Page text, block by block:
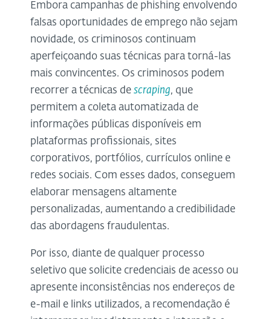
Embora campanhas de phishing envolvendo
falsas oportunidades de emprego não sejam
novidade, os criminosos continuam
aperfeiçoando suas técnicas para torná-las
mais convincentes. Os criminosos podem
recorrer a técnicas de scraping, que
permitem a coleta automatizada de
informações públicas disponíveis em
plataformas profissionais, sites
corporativos, portfólios, currículos online e
redes sociais. Com esses dados, conseguem
elaborar mensagens altamente
personalizadas, aumentando a credibilidade
das abordagens fraudulentas.
Por isso, diante de qualquer processo
seletivo que solicite credenciais de acesso ou
apresente inconsistências nos endereços de
e-mail e links utilizados, a recomendação é